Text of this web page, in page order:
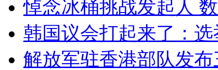
悼念冰桶挑战发起人
韩国议会打起来了：
解放军驻香港部队发